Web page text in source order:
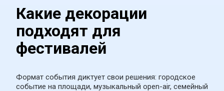
Какие декорации
подходят для
фестивалей
Формат события диктует свои решения: городское
событие на площади, музыкальный open-air, семейный